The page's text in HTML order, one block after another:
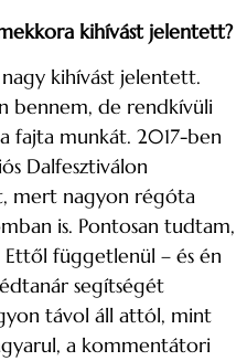
kihívást jelentett?
kihívást jelentett.
bennem, de rendkívüli
fajta munkát. 2017-ben
Dalfesztiválon
mert nagyon régóta
is. Pontosan tudtam,
Ettől függetlenül – és én
segítségét
távol áll attól, mint
a kommentátori